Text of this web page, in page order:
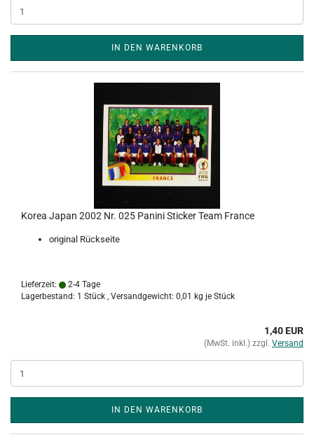
IN DEN WARENKORB
Korea Japan 2002 Nr. 025 Panini Sticker Team France
original Rückseite
Lieferzeit:
2-4 Tage
Lagerbestand: 1 Stück , Versandgewicht: 0,01 kg je Stück
1,40 EUR
(MwSt. inkl.) zzgl. Versand
IN DEN WARENKORB